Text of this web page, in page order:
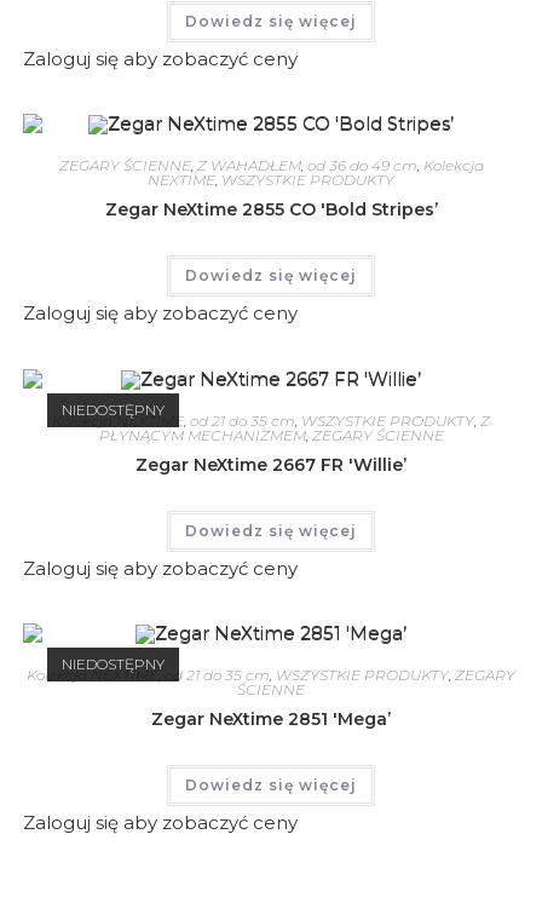
Dowiedz się więcej
Zaloguj się aby zobaczyć ceny
ZEGARY ŚCIENNE, Z WAHADŁEM, od 36 do 49 cm, Kolekcja
NEXTIME, WSZYSTKIE PRODUKTY
Zegar NeXtime 2855 CO 'Bold Stripes’
Dowiedz się więcej
Zaloguj się aby zobaczyć ceny
NIEDOSTĘPNY
Kolekcja NEXTIME od 21 do 35 cm WSZYSTKIE PRODUKTY Z
PŁYNĄCYM MECHANIZMEM, ZEGARY ŚCIENNE
Zegar NeXtime 2667 FR 'Willie’
Dowiedz się więcej
Zaloguj się aby zobaczyć ceny
NIEDOSTĘPNY
Kolekcja NEXTIME , od 21 do 35 cm, WSZYSTKIE PRODUKTY, ZEGARY
ŚCIENNE
Zegar NeXtime 2851 'Mega’
Dowiedz się więcej
Zaloguj się aby zobaczyć ceny